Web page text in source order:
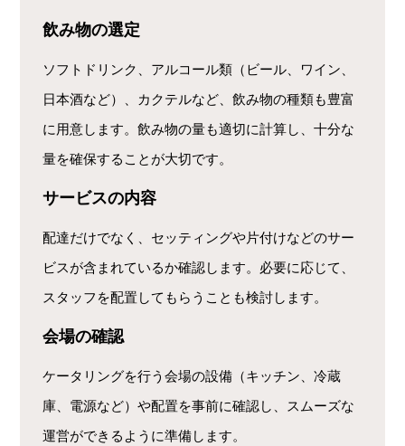
飲み物の選定
ソフトドリンク、アルコール類（ビール、ワイン、
日本酒など）、カクテルなど、飲み物の種類も豊富
に用意します。飲み物の量も適切に計算し、十分な
量を確保することが大切です。
サービスの内容
配達だけでなく、セッティングや片付けなどのサー
ビスが含まれているか確認します。必要に応じて、
スタッフを配置してもらうことも検討します。
会場の確認
ケータリングを行う会場の設備（キッチン、冷蔵
庫、電源など）や配置を事前に確認し、スムーズな
運営ができるように準備します。